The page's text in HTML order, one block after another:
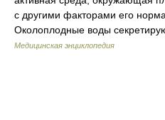
с другими факторами его
Околоплодные воды
Медицинская энциклопедия